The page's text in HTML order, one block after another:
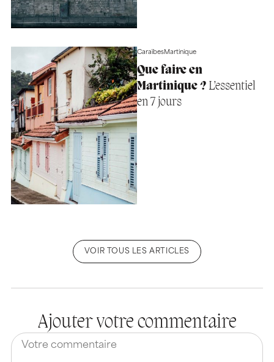
CaraïbesMartinique
Que faire en
Martinique ?L’essentiel
en 7 jours
VOIR TOUS LES ARTICLES
Ajouter votre commentaire